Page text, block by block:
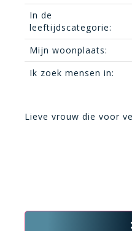
In de
leeftijdscategorie:
Mijn woonplaats:
Ik zoek mensen in:
Lieve vrouw die voor